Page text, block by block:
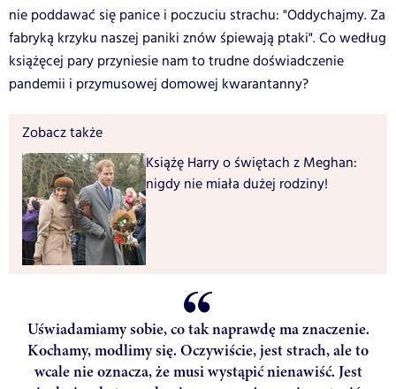
nie poddawać się panice i poczuciu strachu: "Oddychajmy. Za
fabryką krzyku naszej paniki znów śpiewają ptaki". Co według
książęcej pary przyniesie nam to trudne doświadczenie
pandemii i przymusowej domowej kwarantanny?
Zobacz także
Książę Harry o świętach z Meghan:
nigdy nie miała dużej rodziny!
Uświadamiamy sobie, co tak naprawdę ma znaczenie.
Kochamy, modlimy się. Oczywiście, jest strach, ale to
wcale nie oznacza, że musi wystąpić nienawiść. Jest